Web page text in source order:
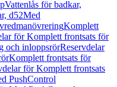
Vattenlås för badkar,
d52Med
Komplett
för Komplett frontsats för
och inloppsrörReservdelar
Komplett frontsats för
för Komplett frontsats
PushControl